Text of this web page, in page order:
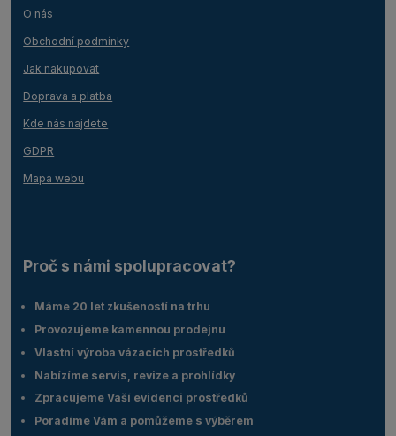
O nás
Obchodní podmínky
Jak nakupovat
Doprava a platba
Kde nás najdete
GDPR
Mapa webu
Proč s námi spolupracovat?
Máme 20 let zkušeností na trhu
Provozujeme kamennou prodejnu
Vlastní výroba vázacích prostředků
Nabízíme servis, revize a prohlídky
Zpracujeme Vaší evidenci prostředků
Poradíme Vám a pomůžeme s výběrem